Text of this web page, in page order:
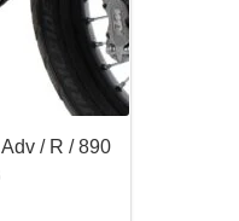
/ R / 890